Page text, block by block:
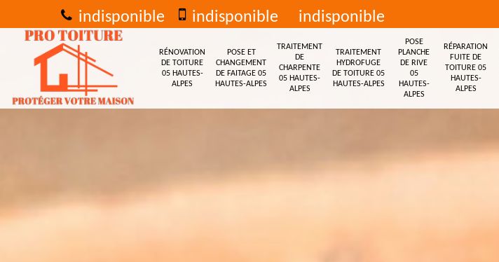
indisponible indisponible indisponible
RÉNOVATION
DE TOITURE
05 HAUTES-
ALPES
POSE ET
CHANGEMENT
DE FAITAGE 05
HAUTES-ALPES
TRAITEMENT
DE
CHARPENTE
05 HAUTES-
ALPES
TRAITEMENT
HYDROFUGE
DE TOITURE 05
HAUTES-ALPES
POSE
PLANCHE
DE RIVE
05
HAUTES-
ALPES
RÉPARATION
FUITE DE
TOITURE 05
HAUTES-
ALPES